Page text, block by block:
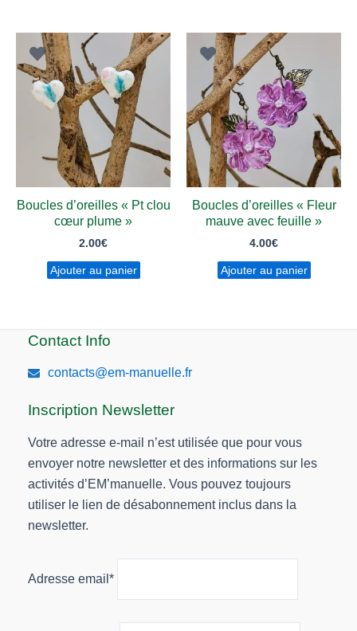
Boucles d’oreilles « Pt clou
cœur plume »
2.00€
Ajouter au panier
Boucles d’oreilles « Fleur
mauve avec feuille »
4.00€
Ajouter au panier
Contact Info
contacts@em-manuelle.fr
Inscription Newsletter
Votre adresse e-mail n’est utilisée que pour vous
envoyer notre newsletter et des informations sur les
activités d’EM’manuelle. Vous pouvez toujours
utiliser le lien de désabonnement inclus dans la
newsletter.
Adresse email*